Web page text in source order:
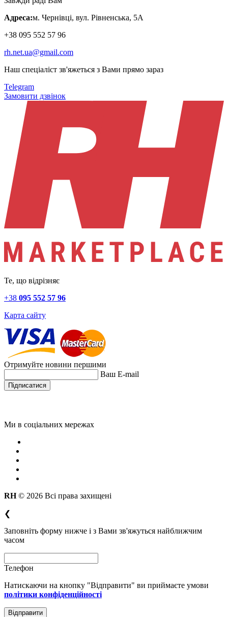
Адреса:м. Чернівці, вул. Рівненська, 5А
+38 095 552 57 96
rh.net.ua@gmail.com
Наш спеціаліст зв'яжеться з Вами прямо зараз
Telegram
Замовити дзвінок
Те, що відрізняє
+38 095 552 57 96
Карта сайту
Отримуйте новини першими
Ваш E-mail
Підписатися
Ми в соціальних мережах
RH© 2026 Всі права захищені
❮
Заповніть форму нижче і з Вами зв'яжуться найближчим
часом
Телефон
Натискаючи на кнопку "Відправити" ви приймаєте умови
політики конфіденційності